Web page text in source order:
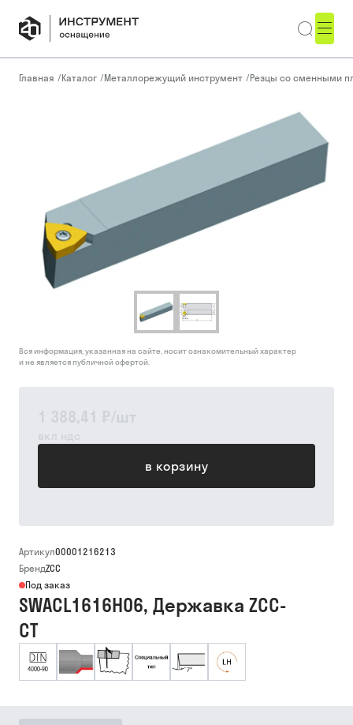
Главная /Каталог /Металлорежущий инструмент /Резцы со сменными
1 388,41 ₽/шт
вкл ндс
в корзину
Вся информация, указанная на сайте, носит ознакомительный характер
и не является публичной офертой.
Артикул00001216213
БрендZCC
Под заказ
SWACL1616H06, Державка ZCC-
CT